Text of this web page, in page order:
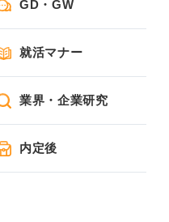
GD・GW
就活マナー
業界・企業研究
内定後